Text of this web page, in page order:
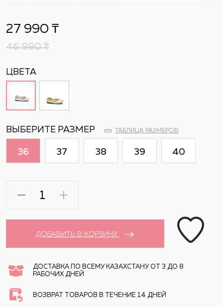
27 990 ₸
46 990₸
ЦВЕТА
ВЫБЕРИТЕ РАЗМЕР ТАБЛИЦА РАЗМЕРОВ
36 37 38 39 40
ДОБАВИТЬ В КОРЗИНУ
ДОСТАВКА ПО ВСЕМУ КАЗАХСТАНУ ОТ 3 ДО 8
РАБОЧИХ ДНЕЙ
ВОЗВРАТ ТОВАРОВ В ТЕЧЕНИЕ 14 ДНЕЙ